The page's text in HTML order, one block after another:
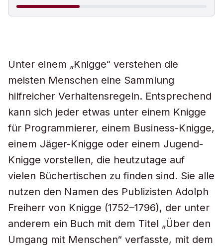
Unter einem „Knigge“ verstehen die
meisten Menschen eine Sammlung
hilfreicher Verhaltensregeln. Entsprechend
kann sich jeder etwas unter einem Knigge
für Programmierer, einem Business-Knigge,
einem Jäger-Knigge oder einem Jugend-
Knigge vorstellen, die heutzutage auf
vielen Büchertischen zu finden sind. Sie alle
nutzen den Namen des Publizisten Adolph
Freiherr von Knigge (1752–1796), der unter
anderem ein Buch mit dem Titel „Über den
Umgang mit Menschen“ verfasste, mit dem